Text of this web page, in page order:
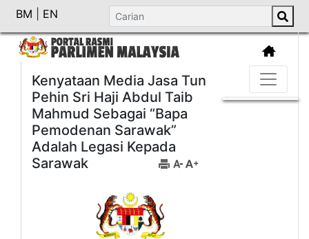
BM EN
Kenyataan Media Jasa Tun
Pehin Sri Haji Abdul Taib
Mahmud Sebagai “Bapa
Pemodenan Sarawak”
Adalah Legasi Kepada
Sarawak